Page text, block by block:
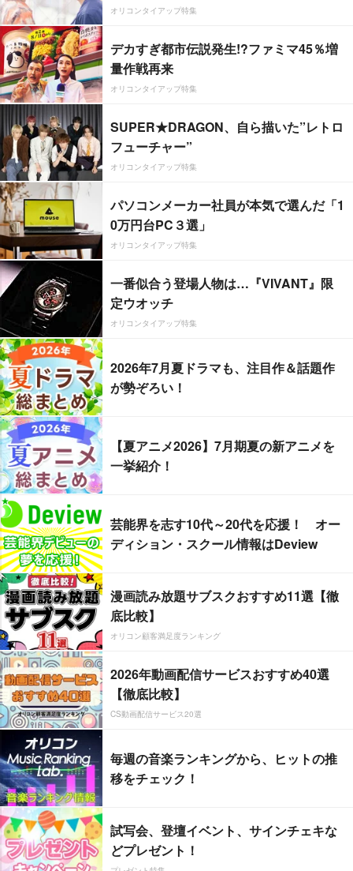
オリコンタイアップ特集
デカすぎ都市伝説発生!?ファミマ45％増
量作戦再来
オリコンタイアップ特集
SUPER★DRAGON、自ら描いた”レトロ
フューチャー”
オリコンタイアップ特集
パソコンメーカー社員が本気で選んだ「1
0万円台PC３選」
オリコンタイアップ特集
一番似合う登場人物は…『VIVANT』限
定ウオッチ
オリコンタイアップ特集
2026年7月夏ドラマも、注目作＆話題作
が勢ぞろい！
【夏アニメ2026】7月期夏の新アニメを
一挙紹介！
芸能界を志す10代～20代を応援！ オー
ディション・スクール情報はDeview
漫画読み放題サブスクおすすめ11選【徹
底比較】
オリコン顧客満足度ランキング
2026年動画配信サービスおすすめ40選
【徹底比較】
CS動画配信サービス20選
毎週の音楽ランキングから、ヒットの推
移をチェック！
試写会、登壇イベント、サインチェキな
どプレゼント！